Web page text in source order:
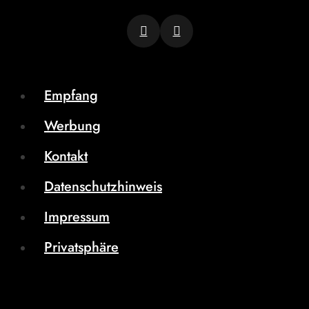
Empfang
Werbung
Kontakt
Datenschutzhinweis
Impressum
Privatsphäre